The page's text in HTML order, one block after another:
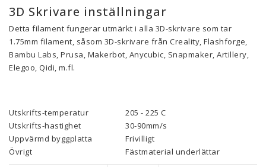
3D Skrivare inställningar
Detta filament fungerar utmärkt i alla 3D-skrivare som tar
1.75mm filament, såsom 3D-skrivare från Creality, Flashforge,
Bambu Labs, Prusa, Makerbot, Anycubic, Snapmaker, Artillery,
Elegoo, Qidi, m.fl.
Utskrifts-temperatur
205 - 225 C
Utskrifts-hastighet
30-90mm/s
Uppvärmd byggplatta
Frivilligt
Övrigt
Fästmaterial underlättar